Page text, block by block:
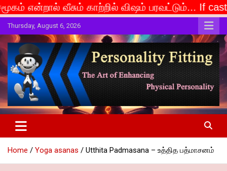
காற்றில் விஷம் பரவட்டும்... If caste is deemed
Skip
to
content
Thursday, August 6, 2026
Personality Fitting
The Art of Enhancing Physical Personality
Home Yoga asanas Utthita Padmasana – உத்தித பத்மாசனம்